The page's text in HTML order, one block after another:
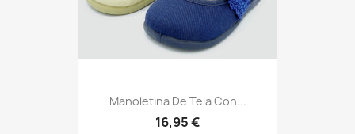
Manoletina De Tela Con...
16,95 €